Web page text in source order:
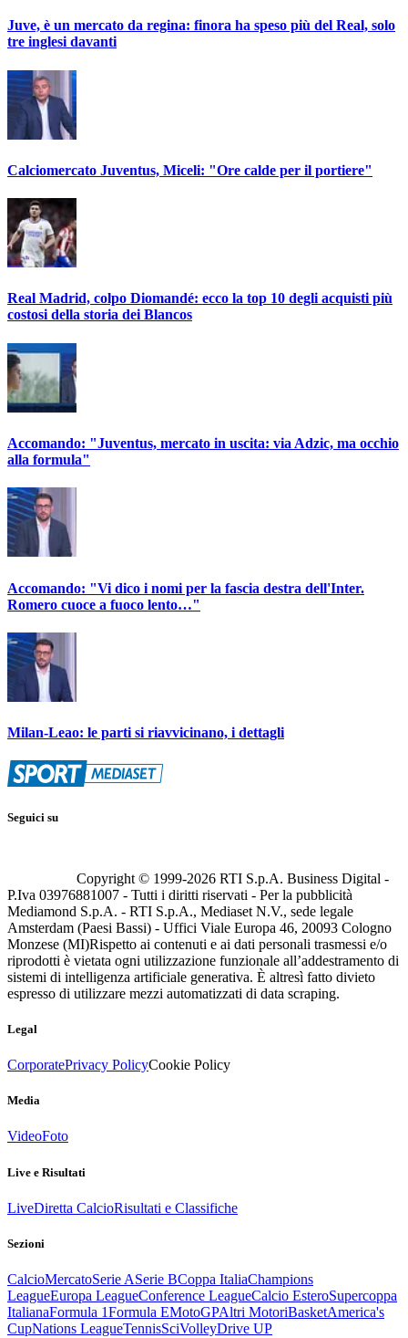
Juve, è un mercato da regina: finora ha speso più del Real, solo
tre inglesi davanti
Calciomercato Juventus, Miceli: "Ore calde per il portiere"
Real Madrid, colpo Diomandé: ecco la top 10 degli acquisti più
costosi della storia dei Blancos
Accomando: "Juventus, mercato in uscita: via Adzic, ma occhio
alla formula"
Accomando: "Vi dico i nomi per la fascia destra dell'Inter.
Romero cuoce a fuoco lento…"
Milan-Leao: le parti si riavvicinano, i dettagli
Seguici su
Copyright © 1999-2026 RTI S.p.A. Business Digital -
P.Iva 03976881007 - Tutti i diritti riservati - Per la pubblicità
Mediamond S.p.A. - RTI S.p.A., Mediaset N.V., sede legale
Amsterdam (Paesi Bassi) - Uffici Viale Europa 46, 20093 Cologno
Monzese (MI)Rispetto ai contenuti e ai dati personali trasmessi e/o
riprodotti è vietata ogni utilizzazione funzionale all’addestramento di
sistemi di intelligenza artificiale generativa. È altresì fatto divieto
espresso di utilizzare mezzi automatizzati di data scraping.
Legal
CorporatePrivacy PolicyCookie Policy
Media
VideoFoto
Live e Risultati
LiveDiretta CalcioRisultati e Classifiche
Sezioni
CalcioMercatoSerie ASerie BCoppa ItaliaChampions
LeagueEuropa LeagueConference LeagueCalcio EsteroSupercoppa
ItalianaFormula 1Formula EMotoGPAltri MotoriBasketAmerica's
CupNations LeagueTennisSciVolleyDrive UP